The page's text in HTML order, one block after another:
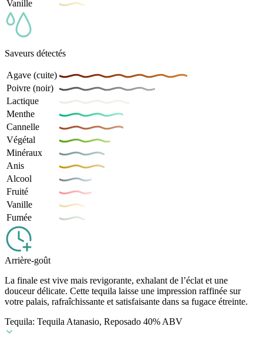
Vanille
Saveurs détectés
Agave (cuite)
Poivre (noir)
Lactique
Menthe
Cannelle
Végétal
Minéraux
Anis
Alcool
Fruité
Vanille
Fumée
Arrière-goût
La finale est vive mais revigorante, exhalant de l’éclat et une
douceur délicate. Cette tequila laisse une impression raffinée sur
votre palais, rafraîchissante et satisfaisante dans sa fugace étreinte.
Tequila: Tequila Atanasio, Reposado 40% ABV